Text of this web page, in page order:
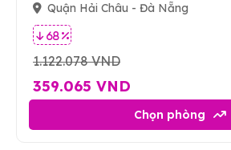
Quận Hải Châu - Đà Nẵng
68 %
1.122.078 VND
359.065 VND
Chọn phòng